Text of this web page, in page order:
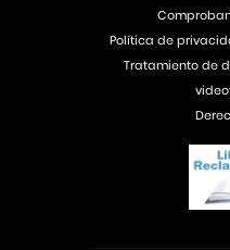
Política de
Tratamiento de